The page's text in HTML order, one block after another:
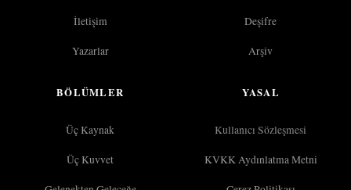
İletişim
Yazarlar
Deşifre
Arşiv
BÖLÜMLER
Üç Kaynak
Üç Kuvvet
YASAL
Kullanıcı Sözleşmesi
KVKK Aydınlatma Metni